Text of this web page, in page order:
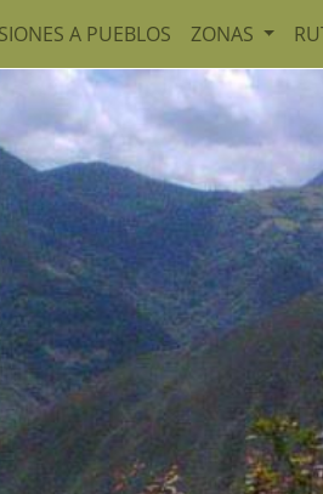
A PUEBLOS ZONAS